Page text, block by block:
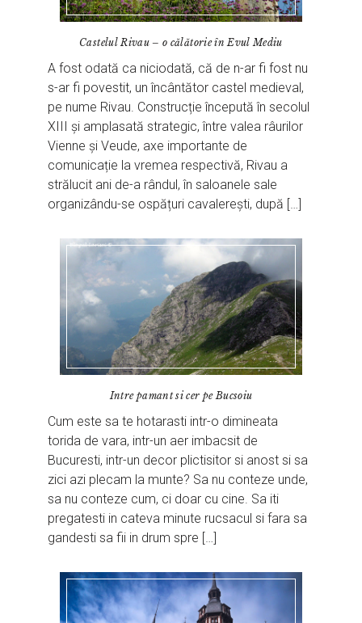
Castelul Rivau – o călătorie în Evul Mediu
A fost odată ca niciodată, că de n-ar fi fost nu
s-ar fi povestit, un încântător castel medieval,
pe nume Rivau. Construcție începută în secolul
XIII și amplasată strategic, între valea râurilor
Vienne și Veude, axe importante de
comunicație la vremea respectivă, Rivau a
strălucit ani de-a rândul, în saloanele sale
organizându-se ospățuri cavalerești, după […]
Intre pamant si cer pe Bucsoiu
Cum este sa te hotarasti intr-o dimineata
torida de vara, intr-un aer imbacsit de
Bucuresti, intr-un decor plictisitor si anost si sa
zici azi plecam la munte? Sa nu conteze unde,
sa nu conteze cum, ci doar cu cine. Sa iti
pregatesti in cateva minute rucsacul si fara sa
gandesti sa fii in drum spre […]